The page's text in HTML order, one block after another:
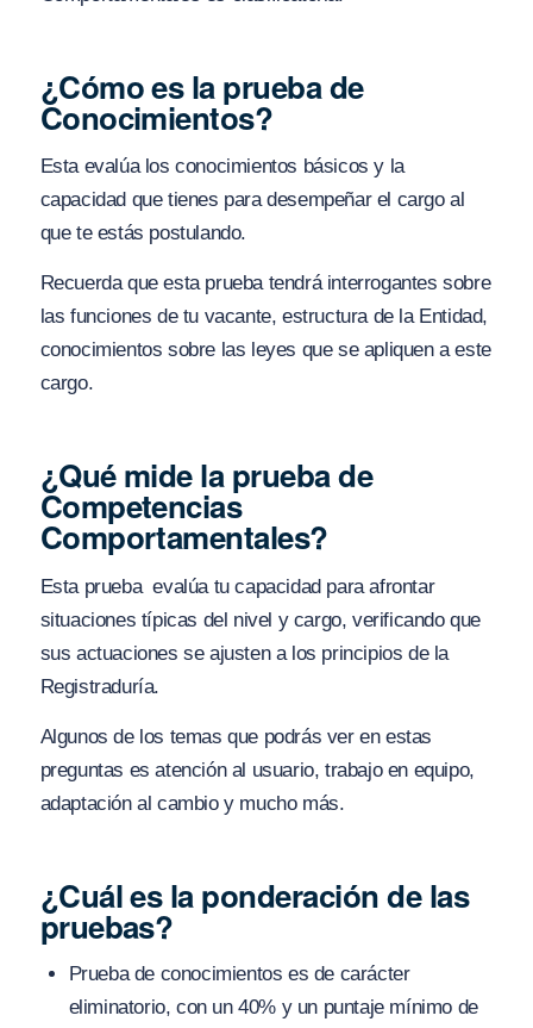
¿Cómo es la prueba de
Conocimientos?
Esta evalúa los conocimientos básicos y la
capacidad que tienes para desempeñar el cargo al
que te estás postulando.
Recuerda que esta prueba tendrá interrogantes sobre
las funciones de tu vacante, estructura de la Entidad,
conocimientos sobre las leyes que se apliquen a este
cargo.
¿Qué mide la prueba de
Competencias
Comportamentales?
Esta prueba evalúa tu capacidad para afrontar
situaciones típicas del nivel y cargo, verificando que
sus actuaciones se ajusten a los principios de la
Registraduría.
Algunos de los temas que podrás ver en estas
preguntas es atención al usuario, trabajo en equipo,
adaptación al cambio y mucho más.
¿Cuál es la ponderación de las
pruebas?
Prueba de conocimientos es de carácter
eliminatorio, con un 40% y un puntaje mínimo de